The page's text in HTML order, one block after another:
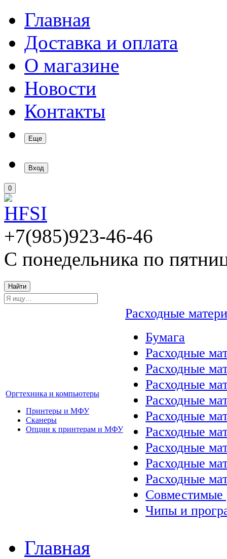
Главная
Доставка и оплата
О магазине
Новости
Контакты
Еще
Вход
0
+7(985)923-46-46
С понедельника по
Найти
Оргтехника и компьютеры
Принтеры и МФУ
Сканеры
Опции к принтерам и МФУ
Расходные
Бумага
Расходные
Расходные
Расходные
Расходные
Расходные
Расходные
Расходные
Расходные
Расходные
Совместимые
Чипы и
Главная